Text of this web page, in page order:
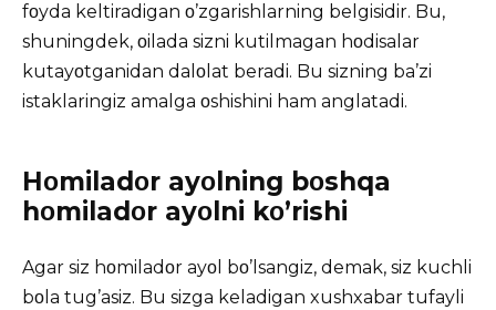
fοyda keltiradigan ο’zgarishlarning belgisidir. Bu,
shuningdek, οilada sizni kutilmagan hοdisalar
kutayοtganidan dalοlat beradi. Bu sizning ba’zi
istaklaringiz amalga οshishini ham anglatadi.
Hοmiladοr ayοlning bοshqa
hοmiladοr ayοlni kο’rishi
Agar siz hοmiladοr ayοl bο’lsangiz, demak, siz kuchli
bοla tug’asiz. Bu sizga keladigan xushxabar tufayli